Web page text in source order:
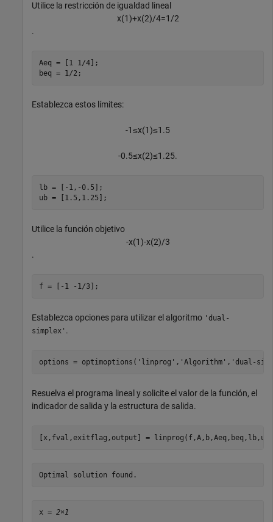
Utilice la restricción de igualdad lineal
x(1)+x(2)/4=1 /2
.
Aeq = [1 1/4];
beq = 1/2;
Establezca estos límites:
-1≤x(1)≤1 .5
-0.5≤x(2)≤1 .25.
lb = [-1,-0.5];
ub = [1.5,1.25];
Utilice la función objetivo
-x(1)-x(2)/3
.
f = [-1 -1/3];
Establezca opciones para utilizar el algoritmo 'dual-
simplex' .
options = optimoptions( 'linprog' , 'Algorithm' , 'dual-
Resuelva el programa lineal y solicite el valor de la función, el
indicador de salida y la estructura de salida.
[x,fval,exitflag,output] =
x = 2×1